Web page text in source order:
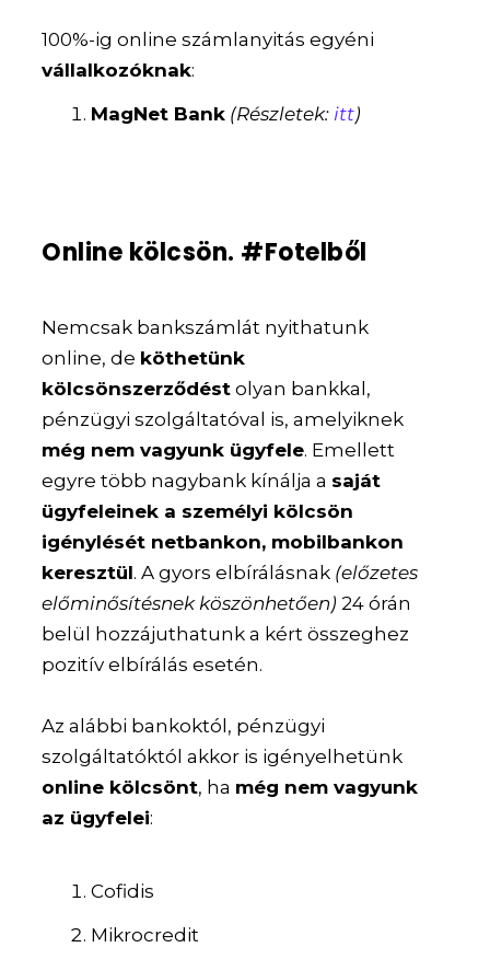
100%-ig online számlanyitás egyéni
vállalkozóknak:
MagNet Bank (Részletek: itt)
Online kölcsön. #Fotelből
Nemcsak bankszámlát nyithatunk
online, de köthetünk
kölcsönszerződést olyan bankkal,
pénzügyi szolgáltatóval is, amelyiknek
még nem vagyunk ügyfele. Emellett
egyre több nagybank kínálja a saját
ügyfeleinek a személyi kölcsön
igénylését netbankon, mobilbankon
keresztül. A gyors elbírálásnak (előzetes
előminősítésnek köszönhetően) 24 órán
belül hozzájuthatunk a kért összeghez
pozitív elbírálás esetén.
Az alábbi bankoktól, pénzügyi
szolgáltatóktól akkor is igényelhetünk
online kölcsönt, ha még nem vagyunk
az ügyfelei:
Cofidis
Mikrocredit